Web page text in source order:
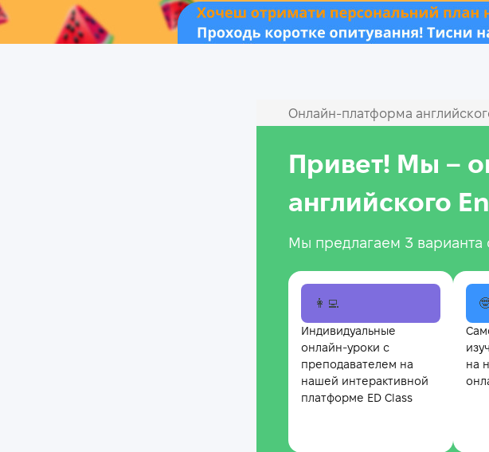
Онлайн‑платформа
Привет! Мы –
английского
Мы предлагаем 3 варианта
👩‍💻
Индивидуальные
онлайн-уроки с
преподавателем на
нашей интерактивной
платформе ED Class
на